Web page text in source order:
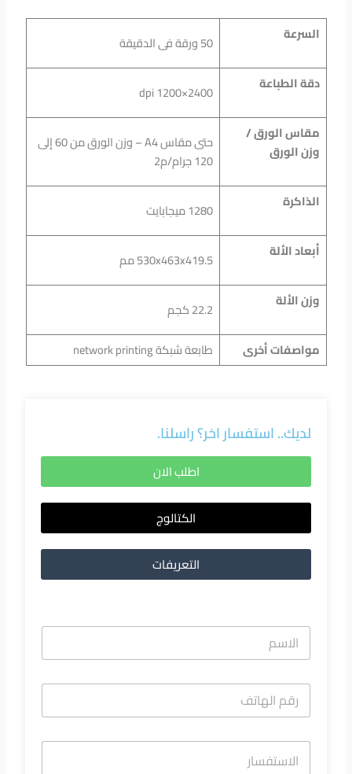
السرعة
50 ورقة فى الدقيقة
دقة الطباعة
dpi 1200×2400
مقاس الورق /
وزن الورق
حتى مقاس A4 – وزن الورق من 60 إلى
120 جرام/م2
الذاكرة
1280 ميجابايت
أبعاد الألة
530x463x419.5 مم
وزن الألة
22.2 كجم
مواصفات أخرى
طابعة شبكة network printing
لديك.. استفسار اخر؟ راسلنا.
اطلب الان
الكتالوج
التعريفات